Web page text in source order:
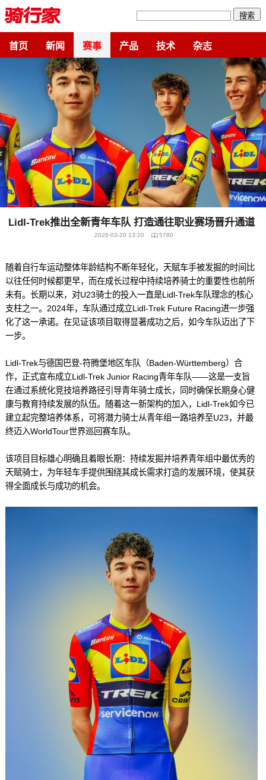
搜索
首页 新闻 赛事 产品 技术 杂志
Lidl-Trek推出全新青年车队 打造通往职业赛场晋升通道
2026-03-20 13:20 5780
随着自行车运动整体年龄结构不断年轻化，天赋车手被发掘的时间比
以往任何时候都更早，而在成长过程中持续培养骑士的重要性也前所
未有。长期以来，对U23骑士的投入一直是Lidl-Trek车队理念的核心
支柱之一。2024年，车队通过成立Lidl-Trek Future Racing进一步强
化了这一承诺。在见证该项目取得显著成功之后，如今车队迈出了下
一步。
Lidl-Trek与德国巴登-符腾堡地区车队（Baden-Württemberg）合
作，正式宣布成立Lidl-Trek Junior Racing青年车队——这是一支旨
在通过系统化竞技培养路径引导青年骑士成长，同时确保长期身心健
康与教育持续发展的队伍。随着这一新架构的加入，Lidl-Trek如今已
建立起完整培养体系，可将潜力骑士从青年组一路培养至U23，并最
终迈入WorldTour世界巡回赛车队。
该项目目标雄心明确且着眼长期：持续发掘并培养青年组中最优秀的
天赋骑士，为年轻车手提供围绕其成长需求打造的发展环境，使其获
得全面成长与成功的机会。